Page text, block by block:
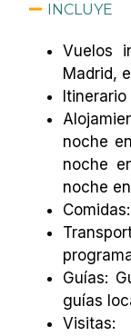
INCLUYE
Vuelos
Madrid,
noche
noche
noche
Guías:
guías